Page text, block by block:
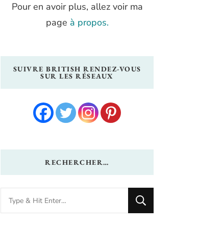
Pour en avoir plus, allez voir ma
page à propos.
SUIVRE BRITISH RENDEZ-VOUS
SUR LES RÉSEAUX
RECHERCHER…
Looking
for